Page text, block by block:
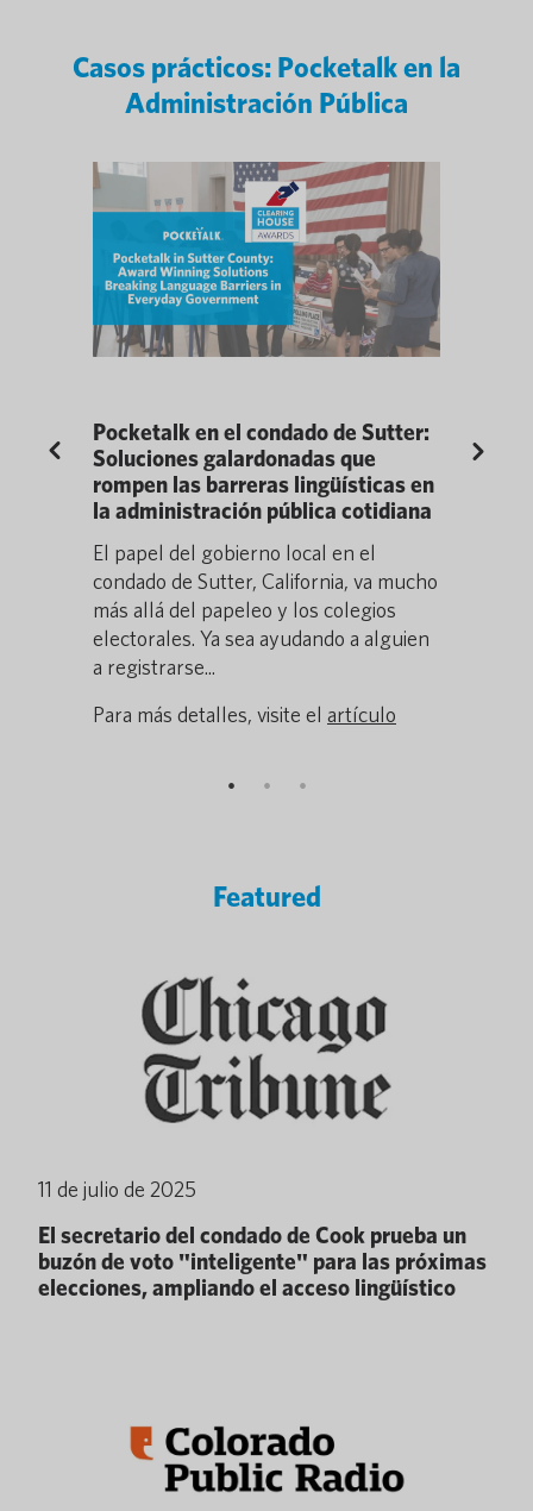
Casos prácticos: Pocketalk en la
Administración Pública
Previous
Pocketalk en el condado de Sutter:
Soluciones galardonadas que
rompen las barreras lingüísticas en
la administración pública cotidiana
El papel del gobierno local en el
condado de Sutter, California, va mucho
más allá del papeleo y los colegios
electorales. Ya sea ayudando a alguien
a registrarse...
Para más detalles, visite el artículo
donde
Next
Featured
11 de julio de 2025
El secretario del condado de Cook prueba un
buzón de voto "inteligente" para las próximas
elecciones, ampliando el acceso lingüístico